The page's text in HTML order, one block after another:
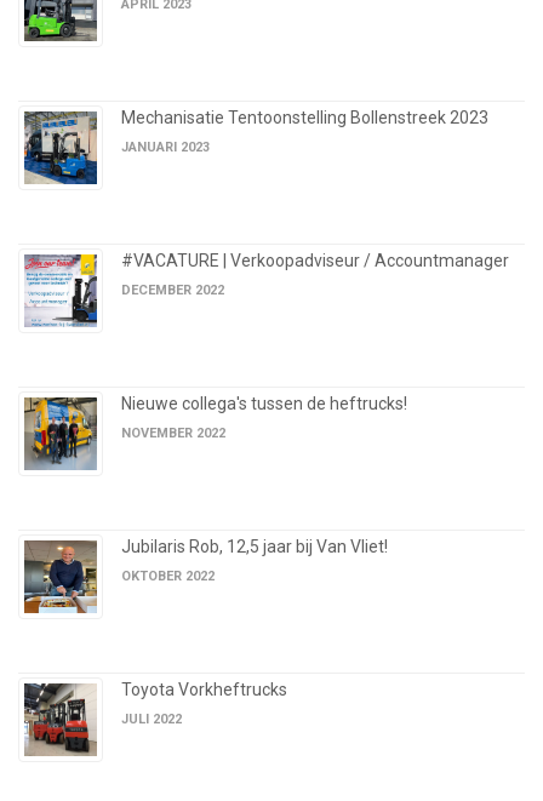
APRIL 2023
Mechanisatie Tentoonstelling Bollenstreek 2023
JANUARI 2023
#VACATURE | Verkoopadviseur / Accountmanager
DECEMBER 2022
Nieuwe collega's tussen de heftrucks!
NOVEMBER 2022
Jubilaris Rob, 12,5 jaar bij Van Vliet!
OKTOBER 2022
Toyota Vorkheftrucks
JULI 2022